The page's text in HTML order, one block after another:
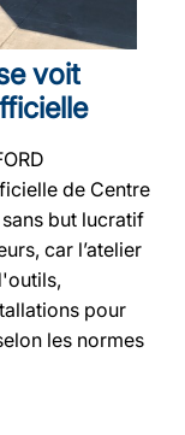
voit
de Centre
but lucratif
car l’atelier
pour
les normes